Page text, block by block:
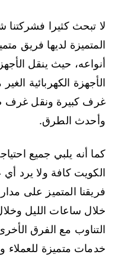
لا تبحث كثيرا
المتميزة لديها فريق
أنواعه، حيث ينقل
الأجهزة الكهربائية
غرف كبيرة ونقل غرف
وأحدث الطرق.
كما أنه يلبي جميع
الكويت كافة ولا يرد
خلال ساعات الليل
التناوب مع الفرق
خدمات متميزة